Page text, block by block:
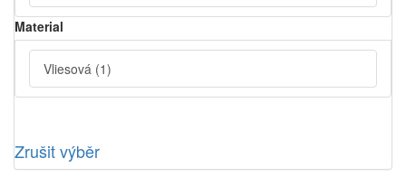
Material
Vliesová (1)
Zrušit výběr